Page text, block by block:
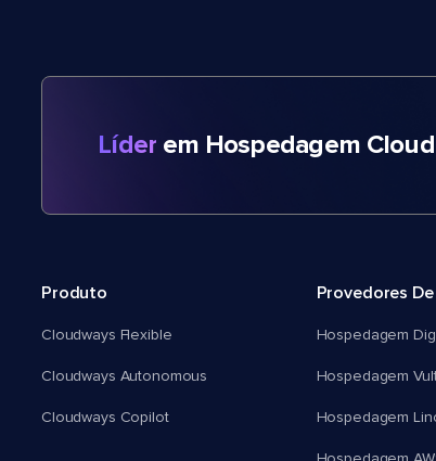
Líder em Hospedagem
Produto
Cloudways Flexible
Cloudways Autonomous
Cloudways Copilot
Provedores
Hospedagem
Hospedagem
Hospedagem